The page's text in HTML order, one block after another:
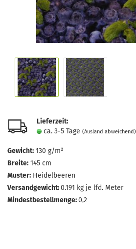
Lieferzeit:
ca. 3-5 Tage (Ausland abweichend)
Gewicht: 130 g/m²
Breite: 145 cm
Muster: Heidelbeeren
Versandgewicht:0.191 kg je lfd. Meter
Mindestbestellmenge:0,2